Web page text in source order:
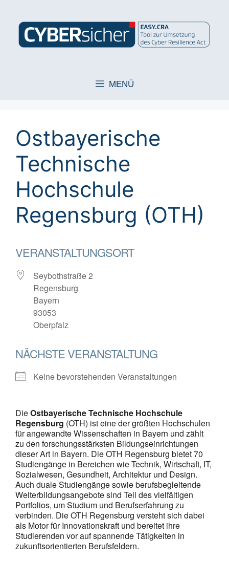
springen
MENÜ
Ostbayerische
Technische
Hochschule
Regensburg (OTH)
VERANSTALTUNGSORT
Seybothstraße 2
Regensburg
Bayern
93053
Oberpfalz
NÄCHSTE VERANSTALTUNG
Keine bevorstehenden Veranstaltungen
DieOstbayerische Technische Hochschule
Regensburg (OTH) ist eine der größten Hochschulen
für angewandte Wissenschaften in Bayern und zählt
zu den forschungsstärksten Bildungseinrichtungen
dieser Art in Bayern. Die OTH Regensburg bietet 70
Studiengänge in Bereichen wie Technik, Wirtschaft, IT,
Sozialwesen, Gesundheit, Architektur und Design.
Auch duale Studiengänge sowie berufsbegleitende
Weiterbildungsangebote sind Teil des vielfältigen
Portfolios, um Studium und Berufserfahrung zu
verbinden. Die OTH Regensburg versteht sich dabei
als Motor für Innovationskraft und bereitet ihre
Studierenden vor auf spannende Tätigkeiten in
zukunftsorientierten Berufsfeldern.